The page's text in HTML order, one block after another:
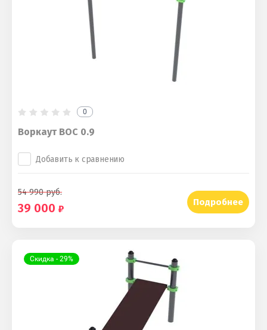
0
Воркаут ВОС 0.9
Добавить к сравнению
54 990руб.
39 000 Подробнее
Скидка - 29%